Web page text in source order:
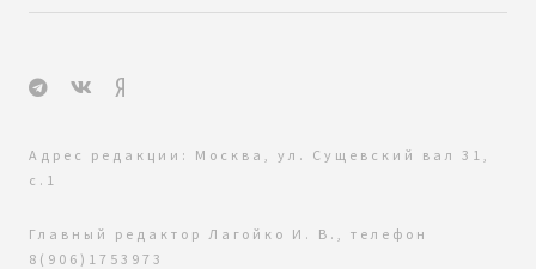
Адрес редакции: Москва, ул. Сущевский вал 31,
с.1
Главный редактор Лагойко И. В., телефон
8(906)1753973